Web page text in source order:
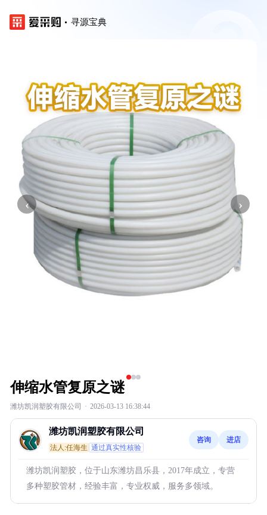
寻源宝典
‹ ›
伸缩水管复原之谜
潍坊凯润塑胶有限公司 · 2026-03-13 16:38:44
潍坊凯润塑胶有限公司
法人:任海生 通过真实性核验
咨询 进店
潍坊凯润塑胶，位于山东潍坊昌乐县，2017年成立，专营
多种塑胶管材，经验丰富，专业权威，服务多领域。